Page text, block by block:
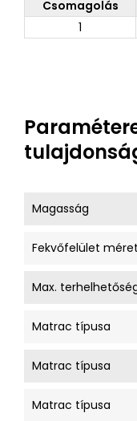
Csomagolás
1
Magasság
Fekvőfelület
Max.
Matrac típusa
Matrac típusa
Matrac típusa